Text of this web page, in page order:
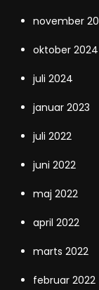
november
oktober 2024
juli 2024
januar 2023
juli 2022
juni 2022
maj 2022
april 2022
marts 2022
februar 2022